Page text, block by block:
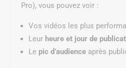
Pro), vous pouvez voir :
Vos vidéos les plus
Leur heure et jour de
Le pic d’audience après